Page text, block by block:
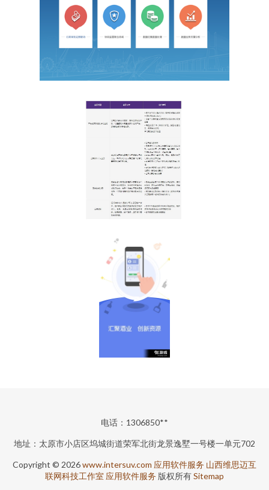
电话：1306850**
地址：太原市小店区坞城街道荣军北街龙景逸墅一号楼一单元702
Copyright © 2026www.intersuv.com 应用软件服务 山西维思迈互
联网科技工作室 应用软件服务 版权所有Sitemap